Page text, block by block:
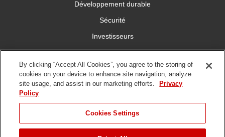
Développement durable
Sécurité
Investisseurs
Carrières
Connectez-vous avec nous
By clicking “Accept All Cookies”, you agree to the storing of
cookies on your device to enhance site navigation, analyze
site usage, and assist in our marketing efforts.
Privacy
Policy
Cookies Settings